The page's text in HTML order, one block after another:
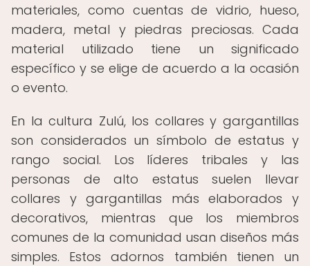
materiales, como cuentas de vidrio, hueso,
madera, metal y piedras preciosas. Cada
material utilizado tiene un significado
específico y se elige de acuerdo a la ocasión
o evento.
En la cultura Zulú, los collares y gargantillas
son considerados un símbolo de estatus y
rango social. Los líderes tribales y las
personas de alto estatus suelen llevar
collares y gargantillas más elaborados y
decorativos, mientras que los miembros
comunes de la comunidad usan diseños más
simples. Estos adornos también tienen un